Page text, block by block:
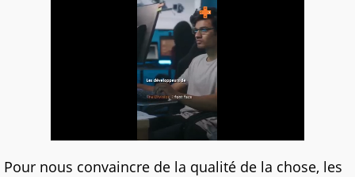
Pour nous convaincre de la qualité de la chose, les